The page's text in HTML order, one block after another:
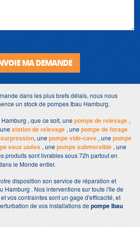
MA DEMANDE
dans les plus brefs délais, nous nous
un stock de pompes Ibau Hamburg.
, que ce soit, unepompe de relevage ,
station de relevage , unepompe de forage
, unepompe vide-cave , unepompe
eaux usées , unepompe submersible , une
produits sont livrables sous 72h partout en
le Monde entier.
disposition son service de réparation et
Hamburg . Nos interventions sur toute l'Ile de
vos contraintes sont un gage d'efficacité, et
de vos installations depompe Ibau